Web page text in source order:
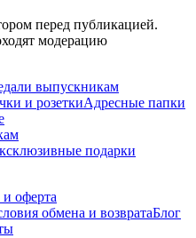
перед публикацией.
модерацию
выпускникам
и розеткиАдресные папки
подарки
оферта
обмена и возвратаБлог